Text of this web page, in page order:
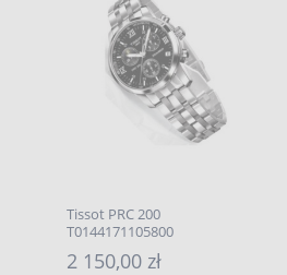
Tissot PRC 200
T0144171105800
2 150,00 zł